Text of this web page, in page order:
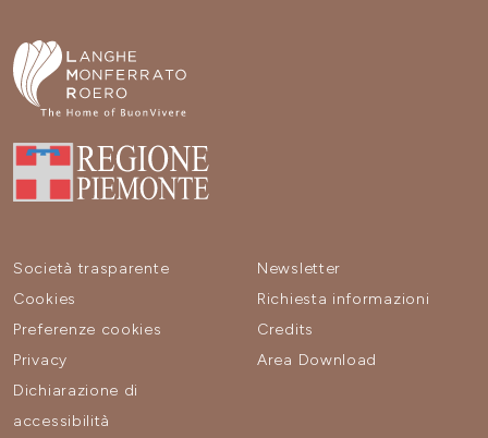
Società trasparente
Cookies
Preferenze cookies
Privacy
Dichiarazione di
accessibilità
Newsletter
Richiesta informazioni
Credits
Area Download